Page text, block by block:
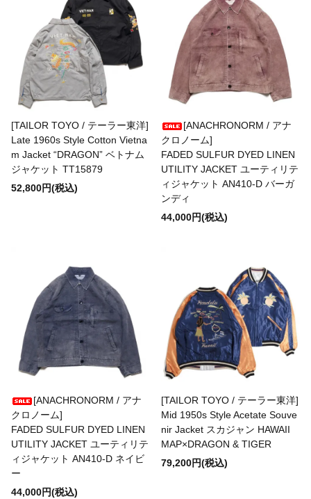
[TAILOR TOYO / テーラー東洋]
Late 1960s Style Cotton Vietna
m Jacket “DRAGON” ベトナム
ジャケット TT15879
52,800円(税込)
[ANACHRONORM / アナ
クロノーム]
FADED SULFUR DYED LINEN
UTILITY JACKET ユーティリテ
ィジャケット AN410-D バーガ
ンディ
44,000円(税込)
[ANACHRONORM / アナ
クロノーム]
FADED SULFUR DYED LINEN
UTILITY JACKET ユーティリテ
ィジャケット AN410-D ネイビ
ー
44,000円(税込)
[TAILOR TOYO / テーラー東洋]
Mid 1950s Style Acetate Souve
nir Jacket スカジャン HAWAII
MAP×DRAGON & TIGER
79,200円(税込)
DESCENTE
destin
Dickies
DICKSON
ENALLOID
FARFIELD ORIGINAL
FLEURS DE BAGNE
FRAGRANCE CAFE